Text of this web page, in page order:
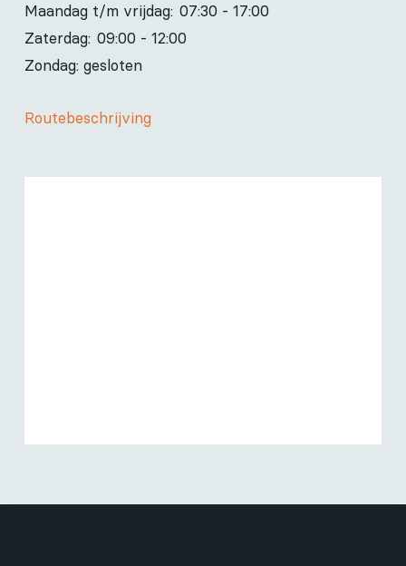
Maandag t/m vrijdag: 07:30 - 17:00
Zaterdag: 09:00 - 12:00
Zondag: gesloten
Routebeschrijving